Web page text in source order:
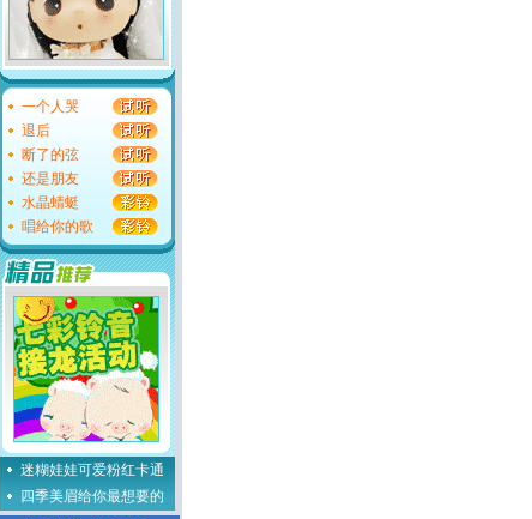
一个人哭
退后
断了的弦
还是朋友
水晶蜻蜓
唱给你的歌
迷糊娃娃可爱粉红卡通
四季美眉给你最想要的